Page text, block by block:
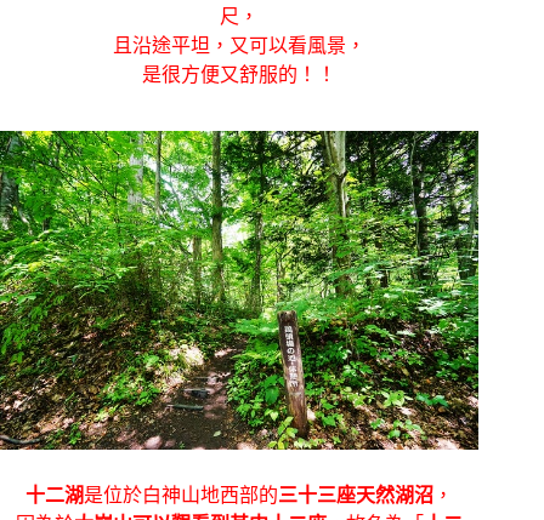
尺，
且沿途平坦，又可以看風景，
是很方便又舒服的！！
十二湖是位於白神山地西部的三十三座天然湖沼 ，